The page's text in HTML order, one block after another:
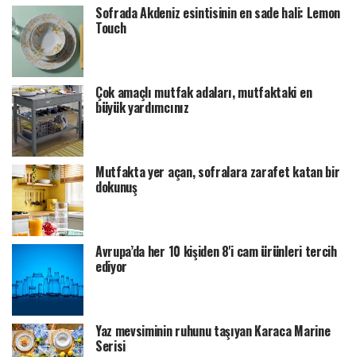
Sofrada Akdeniz esintisinin en sade hali: Lemon
Touch
Çok amaçlı mutfak adaları, mutfaktaki en
büyük yardımcınız
Mutfakta yer açan, sofralara zarafet katan bir
dokunuş
Avrupa’da her 10 kişiden 8'i cam ürünleri tercih
ediyor
Yaz mevsiminin ruhunu taşıyan Karaca Marine
Serisi